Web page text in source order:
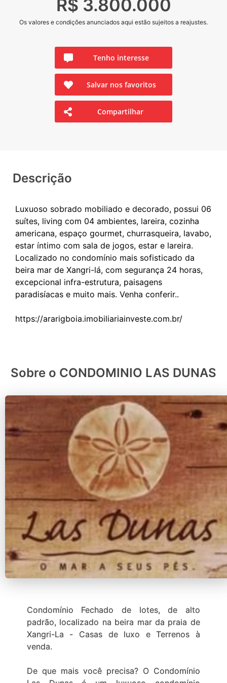
R$ 3.800.000
Os valores e condições anunciados aqui estão sujeitos a reajustes.
Tenho interesse
Salvar nos favoritos
Compartilhar
Descrição
Luxuoso sobrado mobiliado e decorado, possui 06
suítes, living com 04 ambientes, lareira, cozinha
americana, espaço gourmet, churrasqueira, lavabo,
estar íntimo com sala de jogos, estar e lareira.
Localizado no condomínio mais sofisticado da
beira mar de Xangri-lá, com segurança 24 horas,
excepcional infra-estrutura, paisagens
paradisíacas e muito mais. Venha conferir..
Sobre o CONDOMINIO LAS DUNAS
Condomínio Fechado de lotes, de alto
padrão, localizado na beira mar da praia de
Xangri-La - Casas de luxo e Terrenos à
venda.
De que mais você precisa? O Condomínio